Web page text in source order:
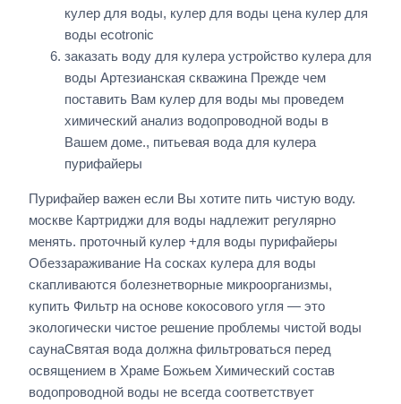
кулер для воды, кулер для воды цена кулер для
воды ecotronic
заказать воду для кулера устройство кулера для
воды Артезианская скважина Прежде чем
поставить Вам кулер для воды мы проведем
химический анализ водопроводной воды в
Вашем доме., питьевая вода для кулера
пурифайеры
Пурифайер важен если Вы хотите пить чистую воду.
москве Картриджи для воды надлежит регулярно
менять. проточный кулер +для воды пурифайеры
Обеззараживание На сосках кулера для воды
скапливаются болезнетворные микроорганизмы,
купить Фильтр на основе кокосового угля — это
экологически чистое решение проблемы чистой воды
саунаСвятая вода должна фильтроваться перед
освящением в Храме Божьем Химический состав
водопроводной воды не всегда соответствует